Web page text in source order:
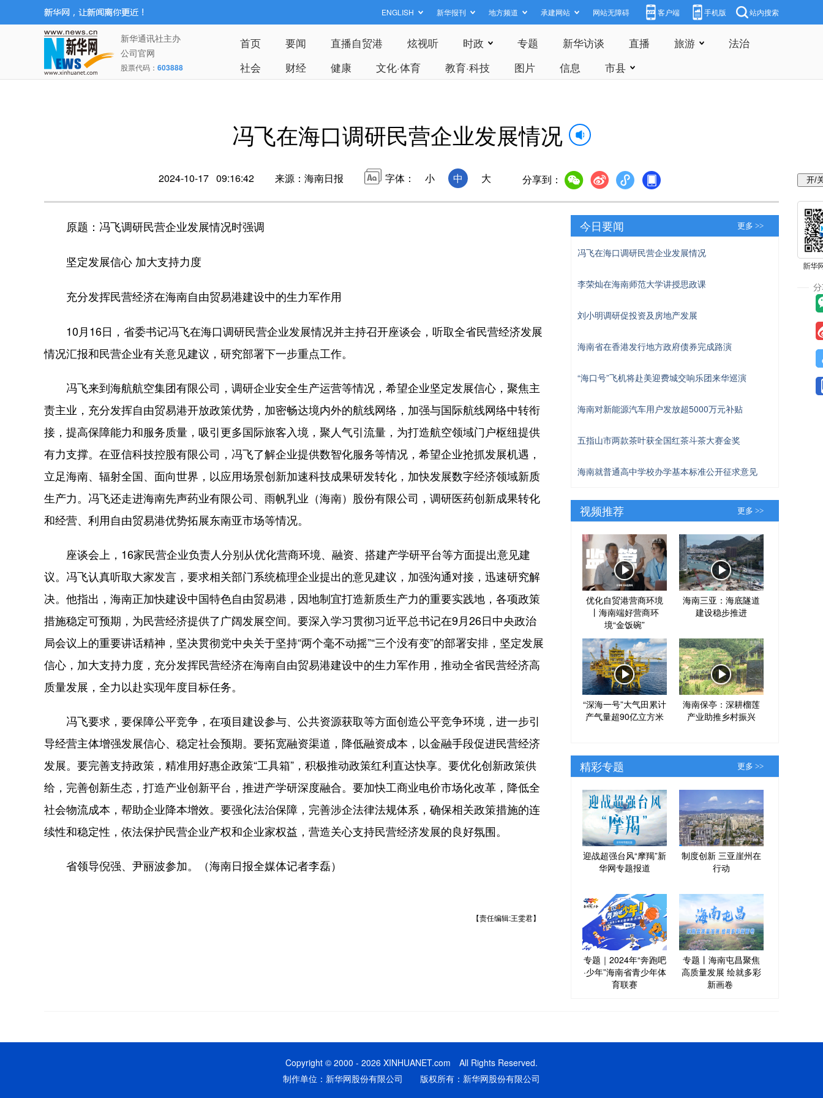
ENGLISH 新华报刊 地方频道 承建网站 网站无障碍 客户端 手机版 站内搜索
新华通讯社主办
公司官网
股票代码： 603888
首页 要闻 直播自贸港 炫视听 时政 专题 新华访谈 直播 旅游
法治
社会
财经 健康 文化·体育 教育·科技 图片 信息 市县
冯飞在海口调研民营企业发展情况
2024-10-17 09:16:42 来源：海南日报 字体： 小 中 大 分享到：
原题：冯飞调研民营企业发展情况时强调
坚定发展信心 加大支持力度
充分发挥民营经济在海南自由贸易港建设中的生力军作用
10月16日，省委书记冯飞在海口调研民营企业发展情况并主持召开座谈会，听取全省民营经济发展
情况汇报和民营企业有关意见建议，研究部署下一步重点工作。
冯飞来到海航航空集团有限公司，调研企业安全生产运营等情况，希望企业坚定发展信心，聚焦主
责主业，充分发挥自由贸易港开放政策优势，加密畅达境内外的航线网络，加强与国际航线网络中转衔
接，提高保障能力和服务质量，吸引更多国际旅客入境，聚人气引流量，为打造航空领域门户枢纽提供
有力支撑。在亚信科技控股有限公司，冯飞了解企业提供数智化服务等情况，希望企业抢抓发展机遇，
立足海南、辐射全国、面向世界，以应用场景创新加速科技成果研发转化，加快发展数字经济领域新质
生产力。冯飞还走进海南先声药业有限公司、雨帆乳业（海南）股份有限公司，调研医药创新成果转化
和经营、利用自由贸易港优势拓展东南亚市场等情况。
座谈会上，16家民营企业负责人分别从优化营商环境、融资、搭建产学研平台等方面提出意见建
议。冯飞认真听取大家发言，要求相关部门系统梳理企业提出的意见建议，加强沟通对接，迅速研究解
决。他指出，海南正加快建设中国特色自由贸易港，因地制宜打造新质生产力的重要实践地，各项政策
措施稳定可预期，为民营经济提供了广阔发展空间。要深入学习贯彻习近平总书记在9月26日中央政治
局会议上的重要讲话精神，坚决贯彻党中央关于坚持“两个毫不动摇”“三个没有变”的部署安排，坚定发展
信心，加大支持力度，充分发挥民营经济在海南自由贸易港建设中的生力军作用，推动全省民营经济高
质量发展，全力以赴实现年度目标任务。
冯飞要求，要保障公平竞争，在项目建设参与、公共资源获取等方面创造公平竞争环境，进一步引
导经营主体增强发展信心、稳定社会预期。要拓宽融资渠道，降低融资成本，以金融手段促进民营经济
发展。要完善支持政策，精准用好惠企政策“工具箱”，积极推动政策红利直达快享。要优化创新政策供
给，完善创新生态，打造产业创新平台，推进产学研深度融合。要加快工商业电价市场化改革，降低全
社会物流成本，帮助企业降本增效。要强化法治保障，完善涉企法律法规体系，确保相关政策措施的连
续性和稳定性，依法保护民营企业产权和企业家权益，营造关心支持民营经济发展的良好氛围。
省领导倪强、尹丽波参加。（海南日报全媒体记者李磊）
【责任编辑:王雯君】
今日要闻 更多 >>
冯飞在海口调研民营企业发展情况
李荣灿在海南师范大学讲授思政课
刘小明调研促投资及房地产发展
海南省在香港发行地方政府债券完成路演
“海口号”飞机将赴美迎费城交响乐团来华巡演
海南对新能源汽车用户发放超5000万元补贴
五指山市两款茶叶获全国红茶斗茶大赛金奖
海南就普通高中学校办学基本标准公开征求意见
视频推荐 更多 >>
优化自贸港营商环境
丨海南端好营商环
境“金饭碗”
海南三亚：海底隧道
建设稳步推进
“深海一号”大气田累计
产气量超90亿立方米
海南保亭：深耕榴莲
产业助推乡村振兴
精彩专题 更多 >>
迎战超强台风“摩羯”新
华网专题报道
制度创新 三亚崖州在
行动
专题｜2024年“奔跑吧
·少年”海南省青少年体
育联赛
专题丨海南屯昌聚焦
高质量发展 绘就多彩
新画卷
Copyright © 2000 - 2026 XINHUANET.com All Rights Reserved.
制作单位：新华网股份有限公司 版权所有：新华网股份有限公司